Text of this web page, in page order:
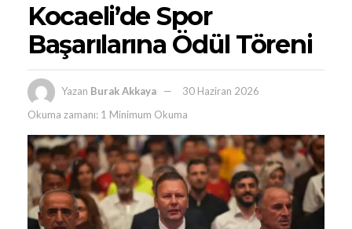
Kocaeli’de Spor
Başarılarına Ödül Töreni
Yazan Burak Akkaya
30 Haziran 2026
Okuma zamanı: 1 Minimum Okuma